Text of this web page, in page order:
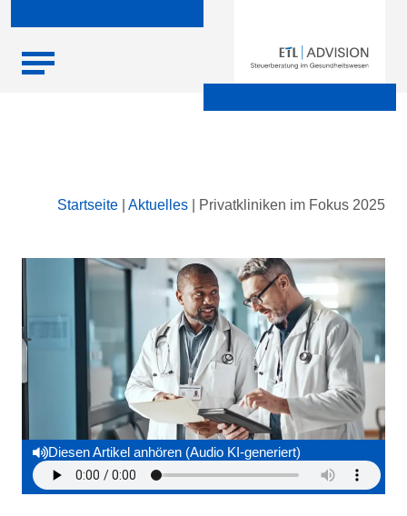
Startseite Aktuelles Privatkliniken im Fokus 2025
Diesen Artikel anhören (Audio KI-generiert)